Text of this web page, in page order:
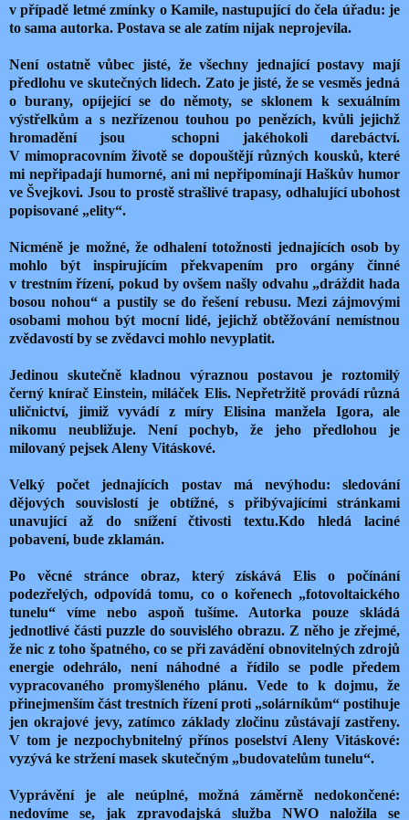
v případě letmé zmínky o Kamile, nastupující do čela úřadu: je
to sama autorka. Postava se ale zatím nijak neprojevila.
Není ostatně vůbec jisté, že všechny jednající postavy mají
předlohu ve skutečných lidech. Zato je jisté, že se vesměs jedná
o burany, opíjející se do němoty, se sklonem k sexuálním
výstřelkům a s nezřízenou touhou po penězích, kvůli jejichž
hromadění jsou schopni jakéhokoli darebáctví.
V mimopracovním životě se dopouštějí různých kousků, které
mi nepřipadají humorné, ani mi nepřipomínají Haškův humor
ve Švejkovi. Jsou to prostě strašlivé trapasy, odhalující ubohost
popisované „elity“.
Nicméně je možné, že odhalení totožnosti jednajících osob by
mohlo být inspirujícím překvapením pro orgány činné
v trestním řízení, pokud by ovšem našly odvahu „dráždit hada
bosou nohou“ a pustily se do řešení rebusu. Mezi zájmovými
osobami mohou být mocní lidé, jejichž obtěžování nemístnou
zvědavostí by se zvědavci mohlo nevyplatit.
Jedinou skutečně kladnou výraznou postavou je roztomilý
černý knírač Einstein, miláček Elis. Nepřetržitě provádí různá
uličnictví, jimiž vyvádí z míry Elisina manžela Igora, ale
nikomu neubližuje. Není pochyb, že jeho předlohou je
milovaný pejsek Aleny Vitáskové.
Velký počet jednajících postav má nevýhodu: sledování
dějových souvislostí je obtížné, s přibývajícími stránkami
unavující až do snížení čtivosti textu.Kdo hledá laciné
pobavení, bude zklamán.
Po věcné stránce obraz, který získává Elis o počínání
podezřelých, odpovídá tomu, co o kořenech „fotovoltaického
tunelu“ víme nebo aspoň tušíme. Autorka pouze skládá
jednotlivé části puzzle do souvislého obrazu. Z něho je zřejmé,
že nic z toho špatného, co se při zavádění obnovitelných zdrojů
energie odehrálo, není náhodné a řídilo se podle předem
vypracovaného promyšleného plánu. Vede to k dojmu, že
přinejmenším část trestních řízení proti „solárníkům“ postihuje
jen okrajové jevy, zatímco základy zločinu zůstávají zastřeny.
V tom je nezpochybnitelný přínos poselství Aleny Vitáskové:
vyzývá ke stržení masek skutečným „budovatelům tunelu“.
Vyprávění je ale neúplné, možná záměrně nedokončené:
nedovíme se, jak zpravodajská služba NWO naložila se